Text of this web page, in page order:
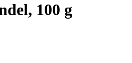
100 g